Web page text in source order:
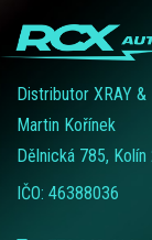
Distributor XRAY &
Martin Kořínek
Dělnická 785,
IČO: 46388036